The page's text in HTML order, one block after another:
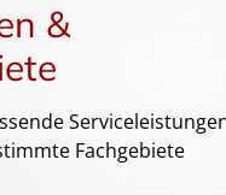
&
Fachgebiete